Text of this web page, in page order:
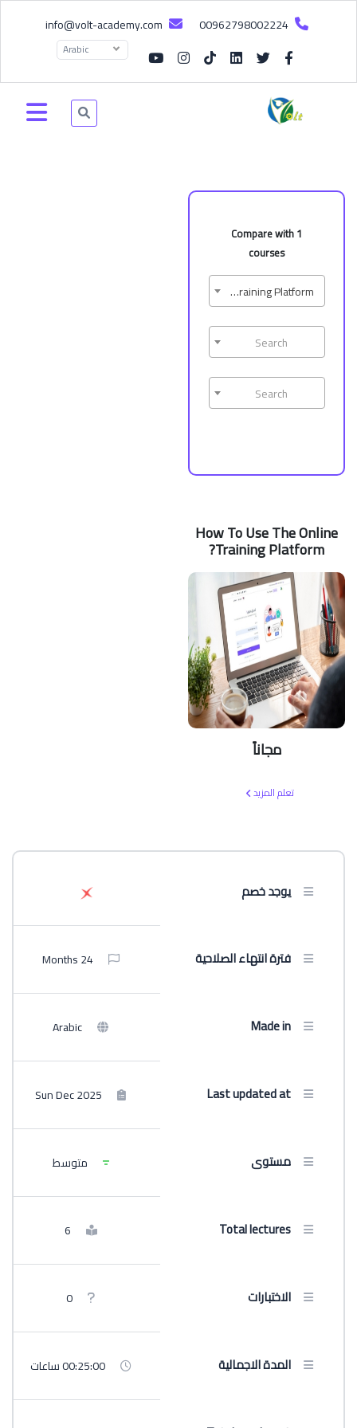
00962798002224
Arabic
Compare with 1
courses
How To Use The Online Training Platform?
Search
Search
How To Use The Online
Training Platform?
مجاناً
تعلم المزيد
يوجد خصم
فترة انتهاء الصلاحية 24 Months
Made in
Last updated at
مستوى متوسط
Total lectures
الاختبارات
المدة الاجمالية 00:25:00 ساعات